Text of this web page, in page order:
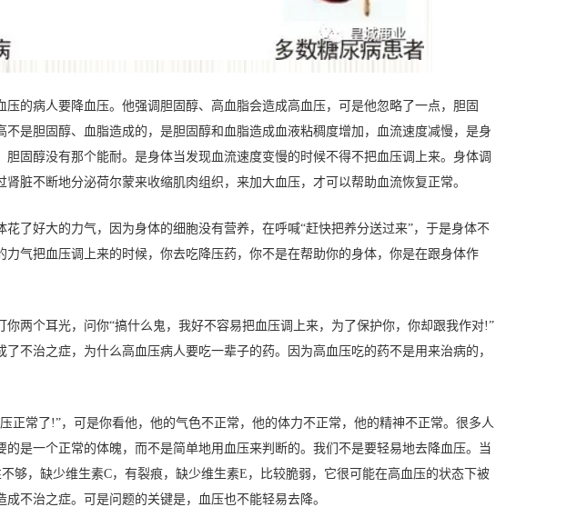
的病人要降血压。他强调胆固醇、高血脂会造成高血压，可是他忽略了一点，胆固
不是胆固醇、血脂造成的，是胆固醇和血脂造成血液粘稠度增加，血流速度减慢，是身
固醇没有那个能耐。是身体当发现血流速度变慢的时候不得不把血压调上来。身体调
脏不断地分泌荷尔蒙来收缩肌肉组织，来加大血压，才可以帮助血流恢复正常。
了好大的力气，因为身体的细胞没有营养，在呼喊“赶快把养分送过来”，于是身体不
气把血压调上来的时候，你去吃降压药，你不是在帮助你的身体，你是在跟身体作
两个耳光，问你“搞什么鬼，我好不容易把血压调上来，为了保护你，你却跟我作对!”
不治之症，为什么高血压病人要吃一辈子的药。因为高血压吃的药不是用来治病的，
正常了!”，可是你看他，他的气色不正常，他的体力不正常，他的精神不正常。很多人
是一个正常的体魄，而不是简单地用血压来判断的。我们不是要轻易地去降血压。当
够，缺少维生素C，有裂痕，缺少维生素E，比较脆弱，它很可能在高血压的状态下被
不治之症。可是问题的关键是，血压也不能轻易去降。